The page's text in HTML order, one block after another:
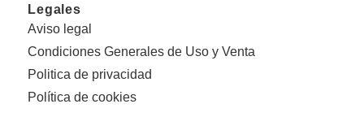
Legales
Aviso legal
Condiciones Generales de Uso y Venta
Politica de privacidad
Política de cookies